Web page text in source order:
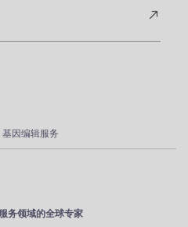
基因编辑服务
务领域的全球专家